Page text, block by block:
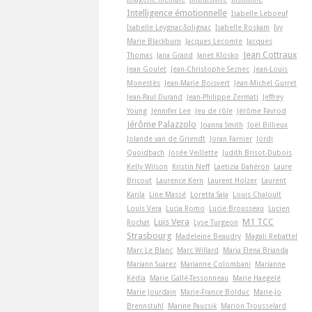
Intelligence émotionnelle Isabelle Leboeuf
Isabelle Leygnac-Solignac Isabelle Roskam Ivy
Marie Blackburn
Jacques Lecomte Jacques
Thomas Jana Grand Janet Klosko Jean Cottraux
Jean Goulet Jean-Christophe Seznec Jean-Louis
Monestès Jean-Marie Boisvert Jean-Michel Gurret
Jean-Paul Durand
Jean-Philippe Zermati
Jeffrey
Young Jennifer Lee Jeu de rôle Jérôme Favrod
Jérôme Palazzolo Joanna Smith
Joël Billieux
Jolande van de Griendt Joran Farnier Jordi
Quoidbach
Josée Veillette Judith Brisot-Dubois
Kelly Wilson
Kristin Neff Laetizia Dahéron
Laure
Bricout Laurence Kern Laurent Holzer Laurent
Karila
Line Massé Loretta Sala
Louis Chaloult
Louis Vera
Lucia Romo Lucie Brousseau
Lucien
Rochat Luis Vera Lyse Turgeon
M1 TCC
Strasbourg Madeleine Beaudry Magali Rebattel
Marc Le Blanc Marc Willard
Maria Elena Brianda
Mariann Suarez Marianne Colombani
Marianne
Kédia
Marie Gallé-Tessonneau
Marie Haegelé
Marie Jourdain
Marie-France Bolduc Marie-Jo
Brennstuhl
Marine Paucsik Marion Trousselard